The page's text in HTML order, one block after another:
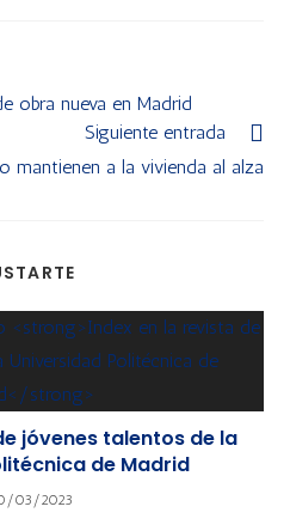
obra nueva en Madrid
Siguiente entrada
mantienen a la vivienda al alza
jóvenes talentos de la
de Madrid
03/2023